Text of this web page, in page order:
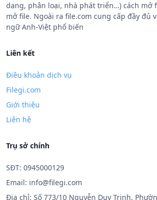
dạng, phân loại, nhà phát triển…) cách mở
mở file. Ngoài ra file.com cung cấp đầy đủ
ngữ Anh-Việt phổ biến
Liên kết
Điều khoản dịch vụ
Filegi.com
Giới thiệu
Liên hệ
Trụ sở chính
SĐT: 0945000129
Email: info@filegi.com
Địa chỉ: Số 773/10 Nguyễn Duy Trinh,